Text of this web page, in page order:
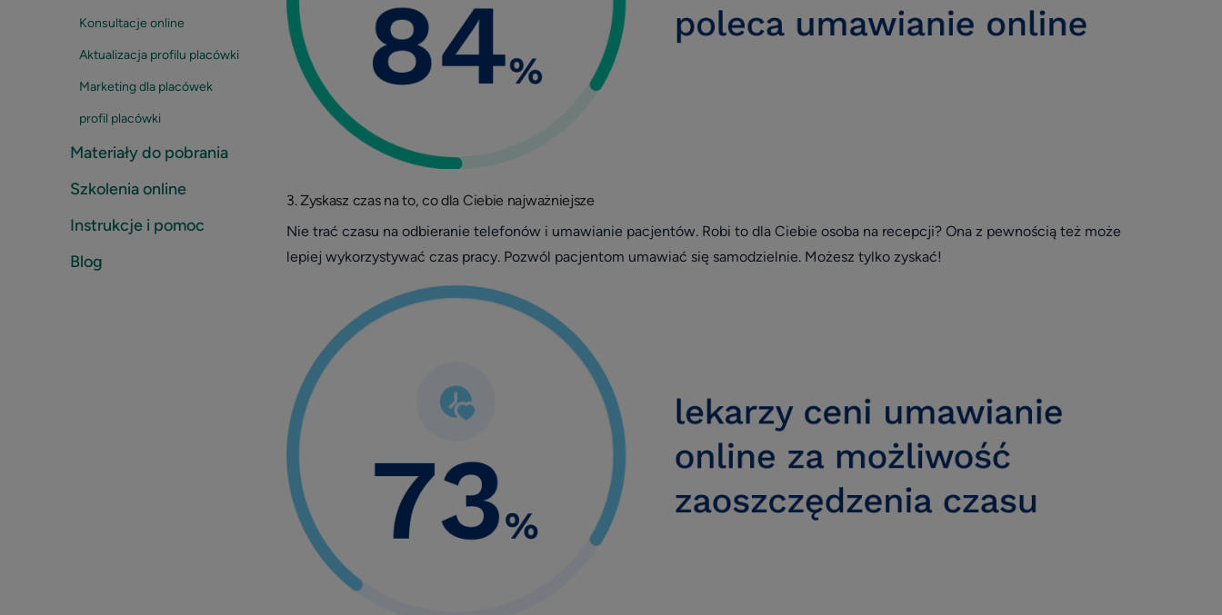
Konsultacje online
Aktualizacja profilu placówki
Marketing dla placówek
profil placówki
Materiały do pobrania
Szkolenia online
Instrukcje i pomoc
Blog
3. Zyskasz czas na to, co dla Ciebie najważniejsze
Nie trać czasu na odbieranie telefonów i umawianie pacjentów. Robi to dla Ciebie osoba na recepcji? Ona z pewnością też może
lepiej wykorzystywać czas pracy. Pozwól pacjentom umawiać się samodzielnie. Możesz tylko zyskać!